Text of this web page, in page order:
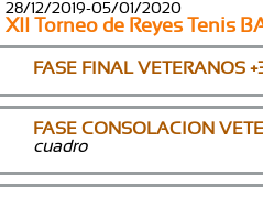
28/12/2019-05/01/2020
XII Torneo de Reyes Tenis
FASE FINAL VETERANOS
FASE CONSOLACION
cuadro